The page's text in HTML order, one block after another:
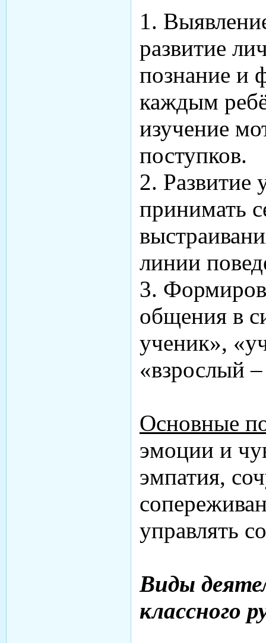
1.
развитие
познание и
каждым
изучение
поступков.
2. Развитие
принимать
линии
3.
общения в
ученик»,
«взрослый
Основные
эмоции и
эмпатия,
управлять
Виды
классного